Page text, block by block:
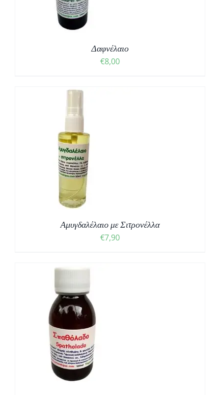
Δαφνέλαιο
€8,00
Αμυγδαλέλαιο με Σιτρονέλλα
€7,90